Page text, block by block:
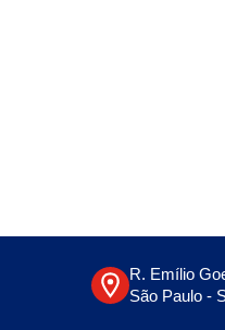
R. Emílio
São Paulo -